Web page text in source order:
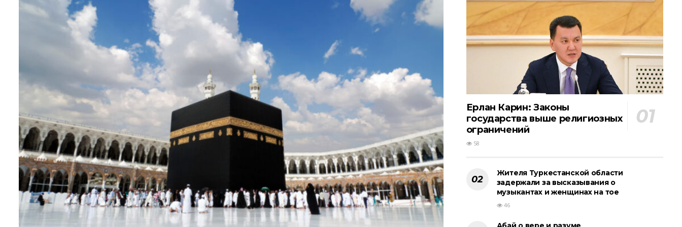
Ерлан Карин: Законы
государства выше религиозных
ограничений
58
Жителя Туркестанской области
задержали за высказывания о
музыкантах и женщинах на тое
46